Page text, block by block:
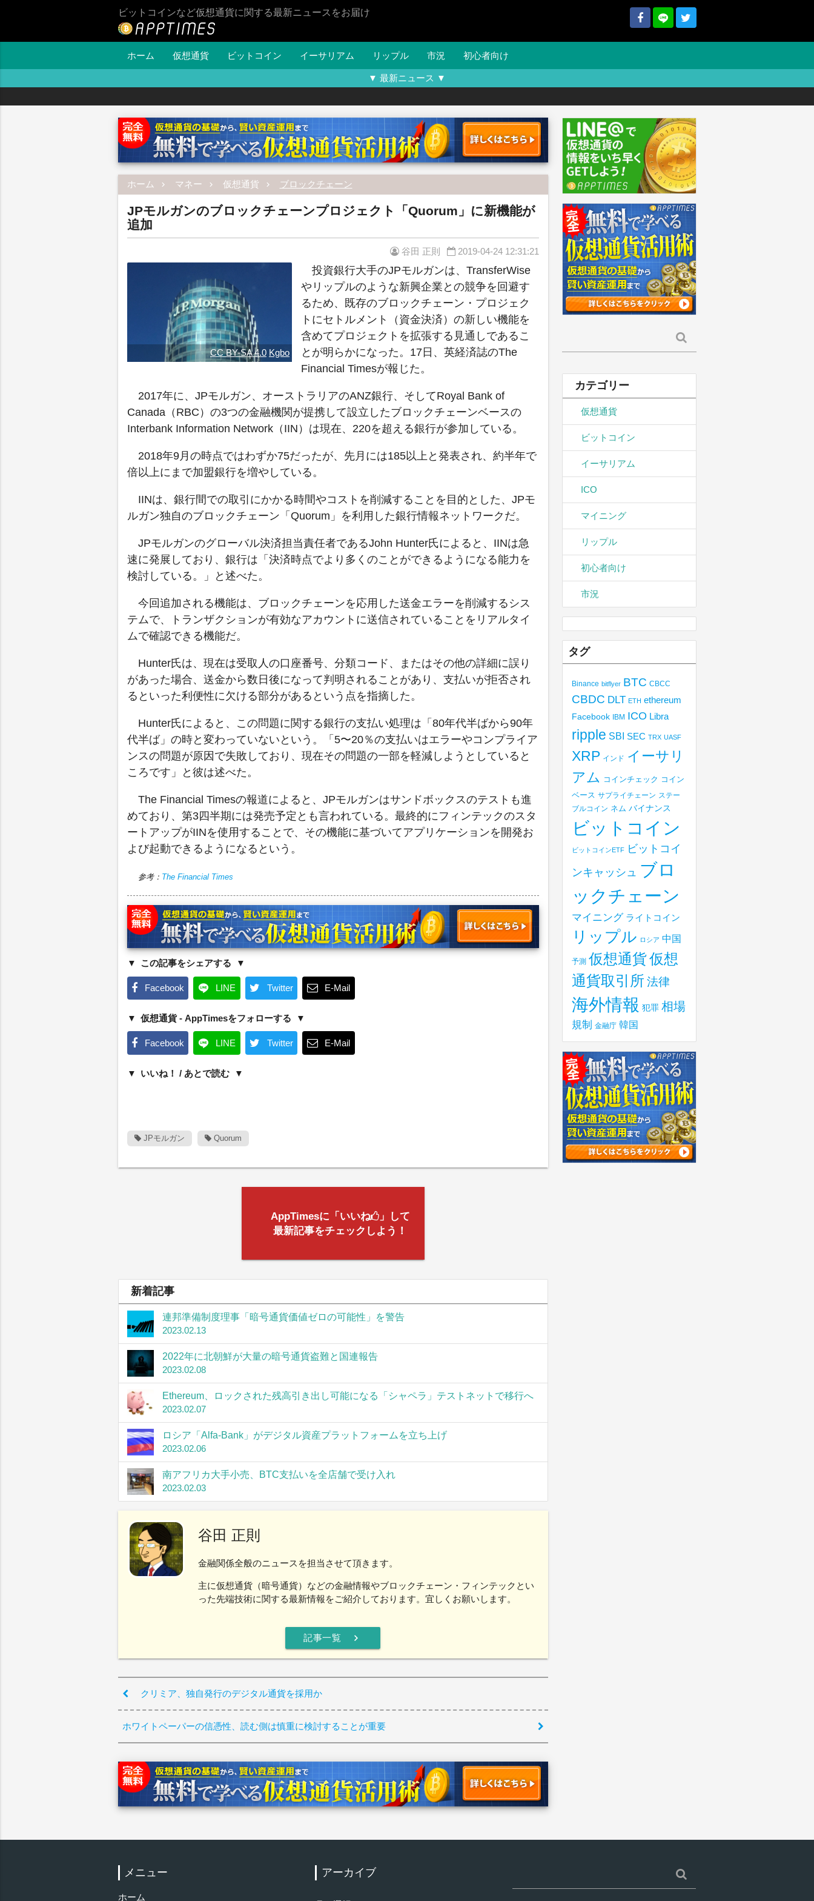
ビットコインなど仮想通貨に関する最新ニュースをお届け
ホーム 仮想通貨 ビットコイン イーサリアム リップル 市況 初心者向け
▼ 最新ニュース ▼
ホーム マネー 仮想通貨 ブロックチェーン
JPモルガンのブロックチェーンプロジェクト「Quorum」に新機能が
追加
谷田 正則 2019-04-24 12:31:21
CC BY-SA 4.0 Kgbo
投資銀行大手のJPモルガンは、TransferWise
やリップルのような新興企業との競争を回避す
るため、既存のブロックチェーン・プロジェク
トにセトルメント（資金決済）の新しい機能を
含めてプロジェクトを拡張する見通しであるこ
とが明らかになった。17日、英経済誌のThe
Financial Timesが報じた。
2017年に、JPモルガン、オーストラリアのANZ銀行、そしてRoyal Bank of
Canada（RBC）の3つの金融機関が提携して設立したブロックチェーンベースの
Interbank Information Network（IIN）は現在、220を超える銀行が参加している。
2018年9月の時点ではわずか75だったが、先月には185以上と発表され、約半年で
倍以上にまで加盟銀行を増やしている。
IINは、銀行間での取引にかかる時間やコストを削減することを目的とした、JPモ
ルガン独自のブロックチェーン「Quorum」を利用した銀行情報ネットワークだ。
JPモルガンのグローバル決済担当責任者であるJohn Hunter氏によると、IINは急
速に発展しており、銀行は「決済時点でより多くのことができるようになる能力を
検討している。」と述べた。
今回追加される機能は、ブロックチェーンを応用した送金エラーを削減するシス
テムで、トランザクションが有効なアカウントに送信されていることをリアルタイ
ムで確認できる機能だ。
Hunter氏は、現在は受取人の口座番号、分類コード、またはその他の詳細に誤り
があった場合、送金から数日後になって判明されることがあり、支払いが拒否され
るといった利便性に欠ける部分があるという点を指摘した。
Hunter氏によると、この問題に関する銀行の支払い処理は「80年代半ばから90年
代半ば」の時と変わっていないという。「5〜20％の支払いはエラーやコンプライア
ンスの問題が原因で失敗しており、現在その問題の一部を軽減しようとしていると
ころです」と彼は述べた。
The Financial Timesの報道によると、JPモルガンはサンドボックスのテストも進
めており、第3四半期には発売予定とも言われている。最終的にフィンテックのスタ
ートアップがIINを使用することで、その機能に基づいてアプリケーションを開発お
よび起動できるようになるという。
参考： The Financial Times
この記事をシェアする
Facebook LINE Twitter E-Mail
仮想通貨 - AppTimesをフォローする
Facebook LINE Twitter E-Mail
いいね！ / あとで読む
JPモルガン Quorum
AppTimesに「いいね
」して
最新記事をチェックしよう！
新着記事
連邦準備制度理事「暗号通貨価値ゼロの可能性」を警告
2023.02.13
2022年に北朝鮮が大量の暗号通貨盗難と国連報告
2023.02.08
Ethereum、ロックされた残高引き出し可能になる「シャペラ」テストネットで移行へ
2023.02.07
ロシア「Alfa-Bank」がデジタル資産プラットフォームを立ち上げ
2023.02.06
南アフリカ大手小売、BTC支払いを全店舗で受け入れ
2023.02.03
谷田 正則
金融関係全般のニュースを担当させて頂きます。
主に仮想通貨（暗号通貨）などの金融情報やブロックチェーン・フィンテックとい
った先端技術に関する最新情報をご紹介しております。宜しくお願いします。
記事一覧 chevron_right
クリミア、独自発行のデジタル通貨を採用か
ホワイトペーパーの信憑性、読む側は慎重に検討することが重要
索:
カテゴリー
仮想通貨
ビットコイン
イーサリアム
ICO
マイニング
リップル
初心者向け
市況
タグ
Binance bitflyer BTC CBCC
CBDC DLT ETH ethereum
Facebook IBM ICO Libra
ripple SBI SEC TRX UASF
XRP インド イーサリ
アム コインチェック コイン
ベース サプライチェーン ステー
ブルコイン ネム バイナンス
ビットコイン
ビットコインETF
ビットコイ
ンキャッシュ ブロ
ックチェーン
マイニング ライトコイン
リップル ロシア 中国
予測 仮想通貨仮想
通貨取引所 法律
海外情報 犯罪 相場
規制 金融庁 韓国
メニュー
ホーム
アーカイブ
索: